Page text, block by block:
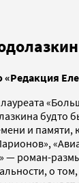
«Редакция
будто
и памяти,
— роман-
о